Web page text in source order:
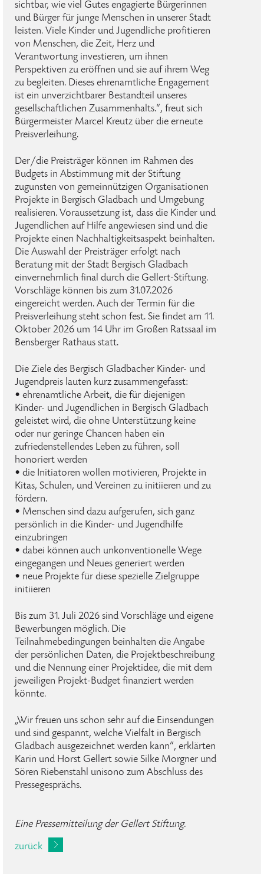
sichtbar, wie viel Gutes engagierte Bürgerinnen
und Bürger für junge Menschen in unserer Stadt
leisten. Viele Kinder und Jugendliche profitieren
von Menschen, die Zeit, Herz und
Verantwortung investieren, um ihnen
Perspektiven zu eröffnen und sie auf ihrem Weg
zu begleiten. Dieses ehrenamtliche Engagement
ist ein unverzichtbarer Bestandteil unseres
gesellschaftlichen Zusammenhalts.“, freut sich
Bürgermeister Marcel Kreutz über die erneute
Preisverleihung.
Der/die Preisträger können im Rahmen des
Budgets in Abstimmung mit der Stiftung
zugunsten von gemeinnützigen Organisationen
Projekte in Bergisch Gladbach und Umgebung
realisieren. Voraussetzung ist, dass die Kinder und
Jugendlichen auf Hilfe angewiesen sind und die
Projekte einen Nachhaltigkeitsaspekt beinhalten.
Die Auswahl der Preisträger erfolgt nach
Beratung mit der Stadt Bergisch Gladbach
einvernehmlich final durch die Gellert-Stiftung.
Vorschläge können bis zum 31.07.2026
eingereicht werden. Auch der Termin für die
Preisverleihung steht schon fest. Sie findet am 11.
Oktober 2026 um 14 Uhr im Großen Ratssaal im
Bensberger Rathaus statt.
Die Ziele des Bergisch Gladbacher Kinder- und
Jugendpreis lauten kurz zusammengefasst:
• ehrenamtliche Arbeit, die für diejenigen
Kinder- und Jugendlichen in Bergisch Gladbach
geleistet wird, die ohne Unterstützung keine
oder nur geringe Chancen haben ein
zufriedenstellendes Leben zu führen, soll
honoriert werden
• die Initiatoren wollen motivieren, Projekte in
Kitas, Schulen, und Vereinen zu initiieren und zu
fördern.
• Menschen sind dazu aufgerufen, sich ganz
persönlich in die Kinder- und Jugendhilfe
einzubringen
• dabei können auch unkonventionelle Wege
eingegangen und Neues generiert werden
• neue Projekte für diese spezielle Zielgruppe
initiieren
Bis zum 31. Juli 2026 sind Vorschläge und eigene
Bewerbungen möglich. Die
Teilnahmebedingungen beinhalten die Angabe
der persönlichen Daten, die Projektbeschreibung
und die Nennung einer Projektidee, die mit dem
jeweiligen Projekt-Budget finanziert werden
könnte.
„Wir freuen uns schon sehr auf die Einsendungen
und sind gespannt, welche Vielfalt in Bergisch
Gladbach ausgezeichnet werden kann“, erklärten
Karin und Horst Gellert sowie Silke Morgner und
Sören Riebenstahl unisono zum Abschluss des
Pressegesprächs.
Eine Pressemitteilung der Gellert Stiftung.
zurück